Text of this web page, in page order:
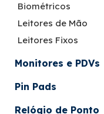
Biométricos
Leitores de Mão
Leitores Fixos
Monitores e PDVs
Pin Pads
Relógio de Ponto